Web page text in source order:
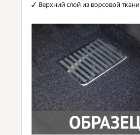
Верхний слой из ворсовой ткани